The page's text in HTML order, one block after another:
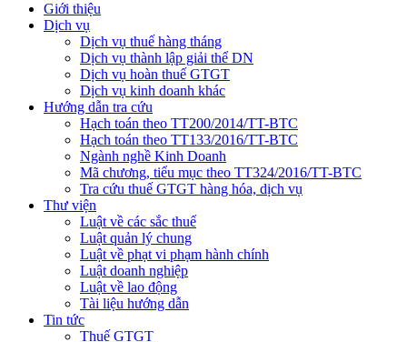
Giới thiệu
Dịch vụ
Dịch vụ thuế hàng tháng
Dịch vụ thành lập giải thể DN
Dịch vụ hoàn thuế GTGT
Dịch vụ kinh doanh khác
Hướng dẫn tra cứu
Hạch toán theo TT200/2014/TT-BTC
Hạch toán theo TT133/2016/TT-BTC
Ngành nghề Kinh Doanh
Mã chương, tiểu mục theo TT324/2016/TT-BTC
Tra cứu thuế GTGT hàng hóa, dịch vụ
Thư viện
Luật về các sắc thuế
Luật quản lý chung
Luật về phạt vi phạm hành chính
Luật doanh nghiệp
Luật về lao động
Tài liệu hướng dẫn
Tin tức
Thuế GTGT